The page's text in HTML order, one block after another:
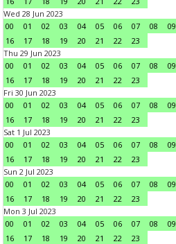
Wed 28 Jun 2023
00
01 02 03 04 05 06 07 08 09
16
17 18 19 20 21 22
23
Thu 29 Jun 2023
00
01 02 03 04 05 06 07 08 09
16
17 18 19 20 21 22
23
Fri 30 Jun 2023
00
01 02 03 04 05 06 07 08 09
16
17 18 19 20 21 22
23
Sat 1 Jul 2023
00
01 02 03 04 05 06 07 08 09
16
17 18 19 20 21 22
23
Sun 2 Jul 2023
00
01 02 03 04 05 06 07 08 09
16
17 18 19 20 21 22
23
Mon 3 Jul 2023
00
01 02 03 04 05 06 07 08 09
16
17 18 19 20 21 22
23